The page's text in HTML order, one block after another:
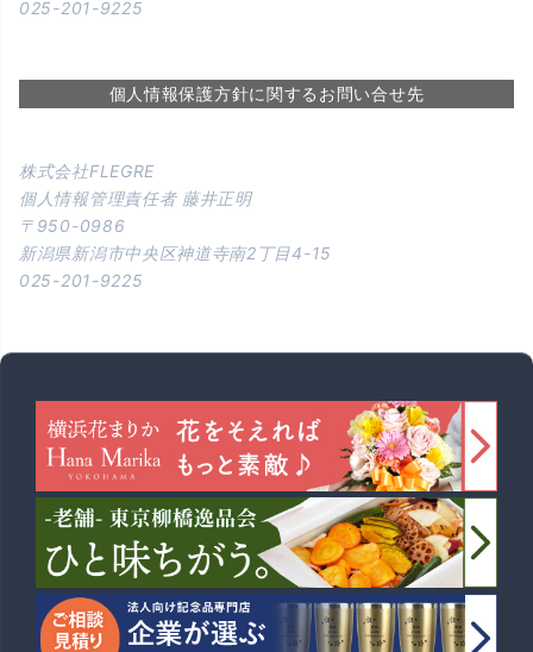
025-201-9225
個人情報保護方針に関するお問い合せ先
株式会社FLEGRE
個人情報管理責任者 藤井正明
950-0986
新潟県新潟市中央区神道寺南2丁目4-15
025-201-9225